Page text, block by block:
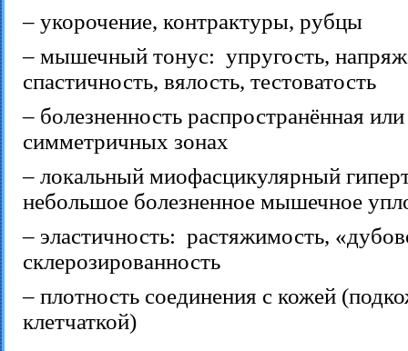
– укорочение, контрактуры, рубцы
– мышечный тонус: упругость,
спастичность, вялость, тестоватость
– болезненность распространённая
симметричных зонах
– локальный миофасцикулярный
небольшое болезненное мышечное
– эластичность: растяжимость,
склерозированность
– плотность соединения с кожей
клетчаткой)